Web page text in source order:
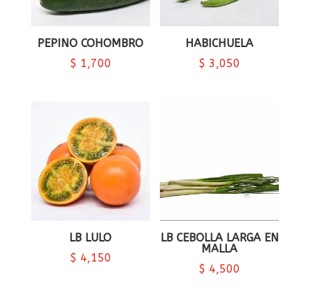
PEPINO COHOMBRO
$ 1,700
HABICHUELA
$ 3,050
LB LULO
$ 4,150
LB CEBOLLA LARGA EN
MALLA
$ 4,500